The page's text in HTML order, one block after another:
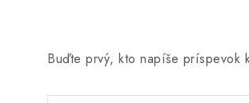
Buďte prvý, kto napíše príspevok